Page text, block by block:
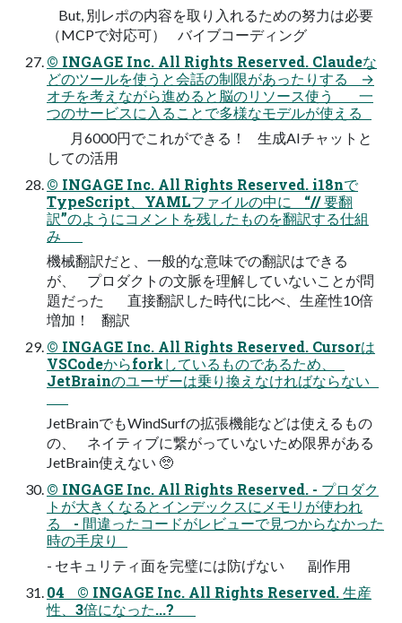
But, 別レポの内容を取り入れるための努力は必要
（MCPで対応可） バイブコーディング
© INGAGE Inc. All Rights Reserved. Claudeな
どのツールを使うと会話の制限があったりする →
オチを考えながら進めると脳のリソース使う 一
つのサービスに入ることで多様なモデルが使える
月6000円でこれができる！ 生成AIチャットと
しての活用
© INGAGE Inc. All Rights Reserved. i18nで
TypeScript、YAMLファイルの中に “// 要翻
訳”のようにコメントを残したものを翻訳する仕組
み
機械翻訳だと、一般的な意味での翻訳はできる
が、 プロダクトの文脈を理解していないことが問
題だった 直接翻訳した時代に比べ、生産性10倍
増加！ 翻訳
© INGAGE Inc. All Rights Reserved. Cursorは
VSCodeからforkしているものであるため、
JetBrainのユーザーは乗り換えなければならない
JetBrainでもWindSurfの拡張機能などは使えるもの
の、 ネイティブに繋がっていないため限界がある
JetBrain使えない 🥺
© INGAGE Inc. All Rights Reserved. - プロダク
トが大きくなるとインデックスにメモリが使われ
る - 間違ったコードがレビューで見つからなかった
時の手戻り
- セキュリティ面を完璧には防げない 副作用
04 © INGAGE Inc. All Rights Reserved. 生産
性、3倍になった...?